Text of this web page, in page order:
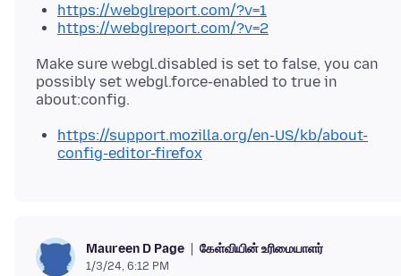
https://webglreport.com/?v=1
https://webglreport.com/?v=2
Make sure webgl.disabled is set to false, you can
possibly set webgl.force-enabled to true in
https://support.mozilla.org/en-US/kb/about-
config-editor-firefox
Maureen D Page கேள்வியின் உரிமையாளர்
1/3/24, 6:12 PM